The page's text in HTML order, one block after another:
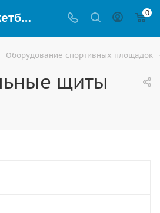
Купить баскетбольный щит с кольцом в Ставрополе 0
Оборудование спортивных площадок
щиты